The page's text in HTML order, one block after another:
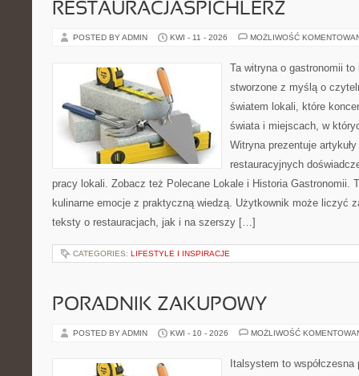
RESTAURACJASPICHLERZ
POSTED BY ADMIN KWI - 11 - 2026 MOŻLIWOŚĆ
Ta witryna o gastronomii
stworzone z myślą o
światem lokali, które
świata i miejscach, w
Witryna prezentuje
restauracyjnych
pracy lokali. Zobacz też Polecane Lokale i Historia Gastronomii.
kulinarne emocje z praktyczną wiedzą. Użytkownik może liczyć
teksty o restauracjach, jak i na szerszy […]
CATEGORIES: LIFESTYLE I INSPIRACJE
PORADNIK ZAKUPOWY
POSTED BY ADMIN KWI - 10 - 2026 MOŻLIWOŚĆ
Italsystem to